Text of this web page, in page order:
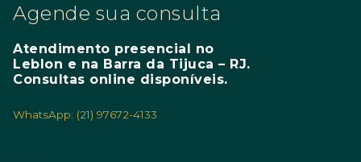
Agende sua consulta
Atendimento presencial no
Leblon e na Barra da Tijuca – RJ.
Consultas online disponíveis.
WhatsApp: (21) 97672-4133